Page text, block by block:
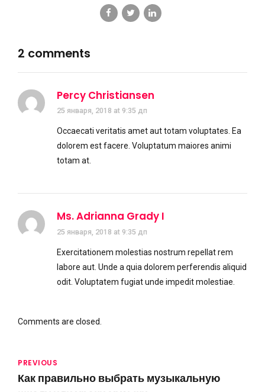
2 comments
Percy Christiansen
25 января, 2018 at 9:35 дп
Occaecati veritatis amet aut totam voluptates. Ea
dolorem est facere. Voluptatum maiores animi
totam at.
Ms. Adrianna Grady I
25 января, 2018 at 9:35 дп
Exercitationem molestias nostrum repellat rem
labore aut. Unde a quia dolorem perferendis aliquid
odit. Voluptatem fugiat unde impedit molestiae.
Comments are closed.
PREVIOUS
Как правильно выбрать музыкальную